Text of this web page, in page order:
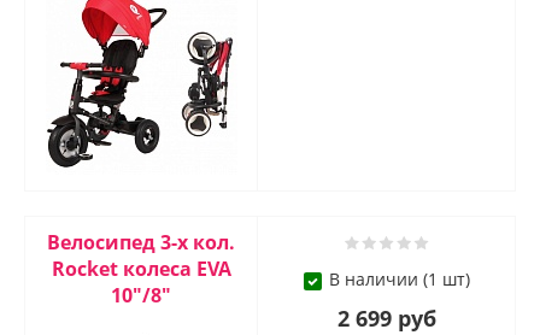
Велосипед 3-х кол.
Rocket колеса EVA
10"/8"
В наличии (1 шт)
2 699 руб